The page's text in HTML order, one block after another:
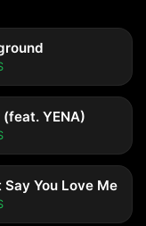
(feat. YENA)
Say You Love Me